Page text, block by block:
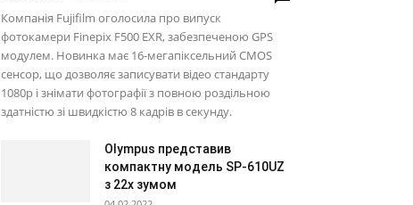
Компанія Fujifilm оголосила про випуск
фотокамери Finepix F500 EXR, забезпеченою GPS
модулем. Новинка має 16-мегапіксельний CMOS
сенсор, що дозволяє записувати відео стандарту
1080p і знімати фотографії з повною роздільною
здатністю зі швидкістю 8 кадрів в секунду.
Olympus представив
компактну модель SP-610UZ
з 22х зумом